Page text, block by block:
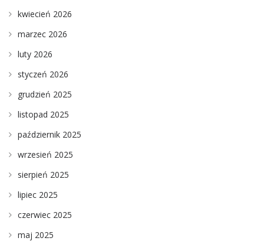
kwiecień 2026
marzec 2026
luty 2026
styczeń 2026
grudzień 2025
listopad 2025
październik 2025
wrzesień 2025
sierpień 2025
lipiec 2025
czerwiec 2025
maj 2025